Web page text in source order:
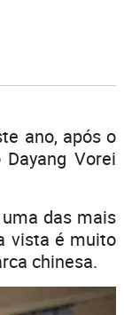
ano, após o
Vorei
das mais
vista é muito
chinesa.